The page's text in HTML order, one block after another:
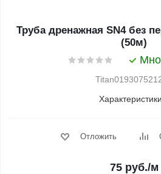
Труба дренажная SN4 без
(50м)
Характеристики
Отложить
75руб./м